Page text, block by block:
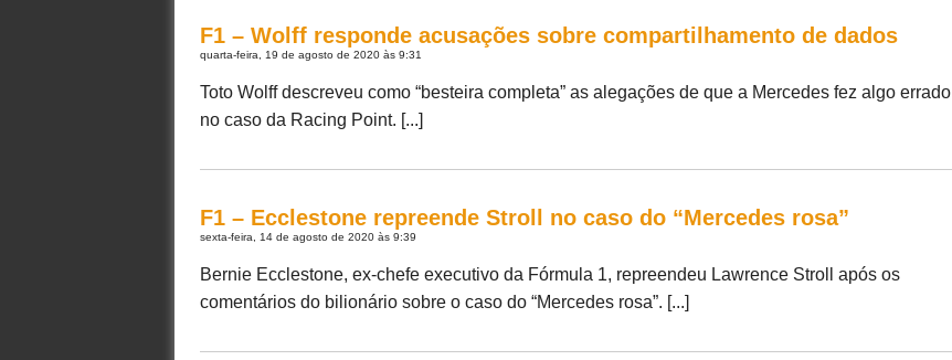
F1 – Wolff responde acusações sobre compartilhamento de dados
quarta-feira, 19 de agosto de 2020 às 9:31
Toto Wolff descreveu como “besteira completa” as alegações de que a Mercedes fez algo errado
no caso da Racing Point. [...]
F1 – Ecclestone repreende Stroll no caso do “Mercedes rosa”
sexta-feira, 14 de agosto de 2020 às 9:39
Bernie Ecclestone, ex-chefe executivo da Fórmula 1, repreendeu Lawrence Stroll após os
comentários do bilionário sobre o caso do “Mercedes rosa”. [...]